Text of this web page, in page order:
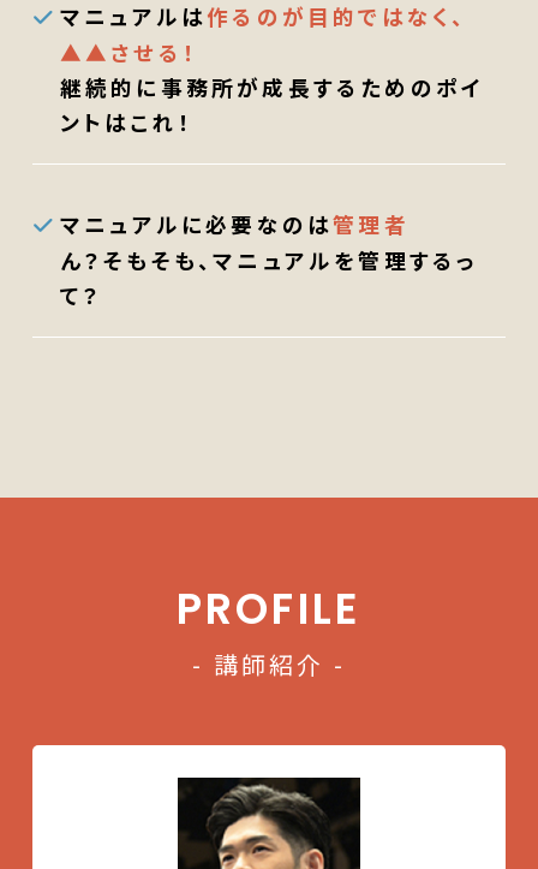
マニュアルは作るのが目的ではなく、
▲▲させる！
継続的に事務所が成長するためのポイ
ントはこれ！
マニュアルに必要なのは管理者
ん？そもそも、マニュアルを管理するっ
て？
PROFILE
- 講師紹介 -